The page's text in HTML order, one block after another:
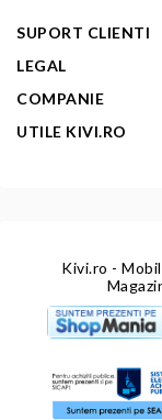
SUPORT CLIENTI
LEGAL
COMPANIE
UTILE KIVI.RO
Kivi.ro -